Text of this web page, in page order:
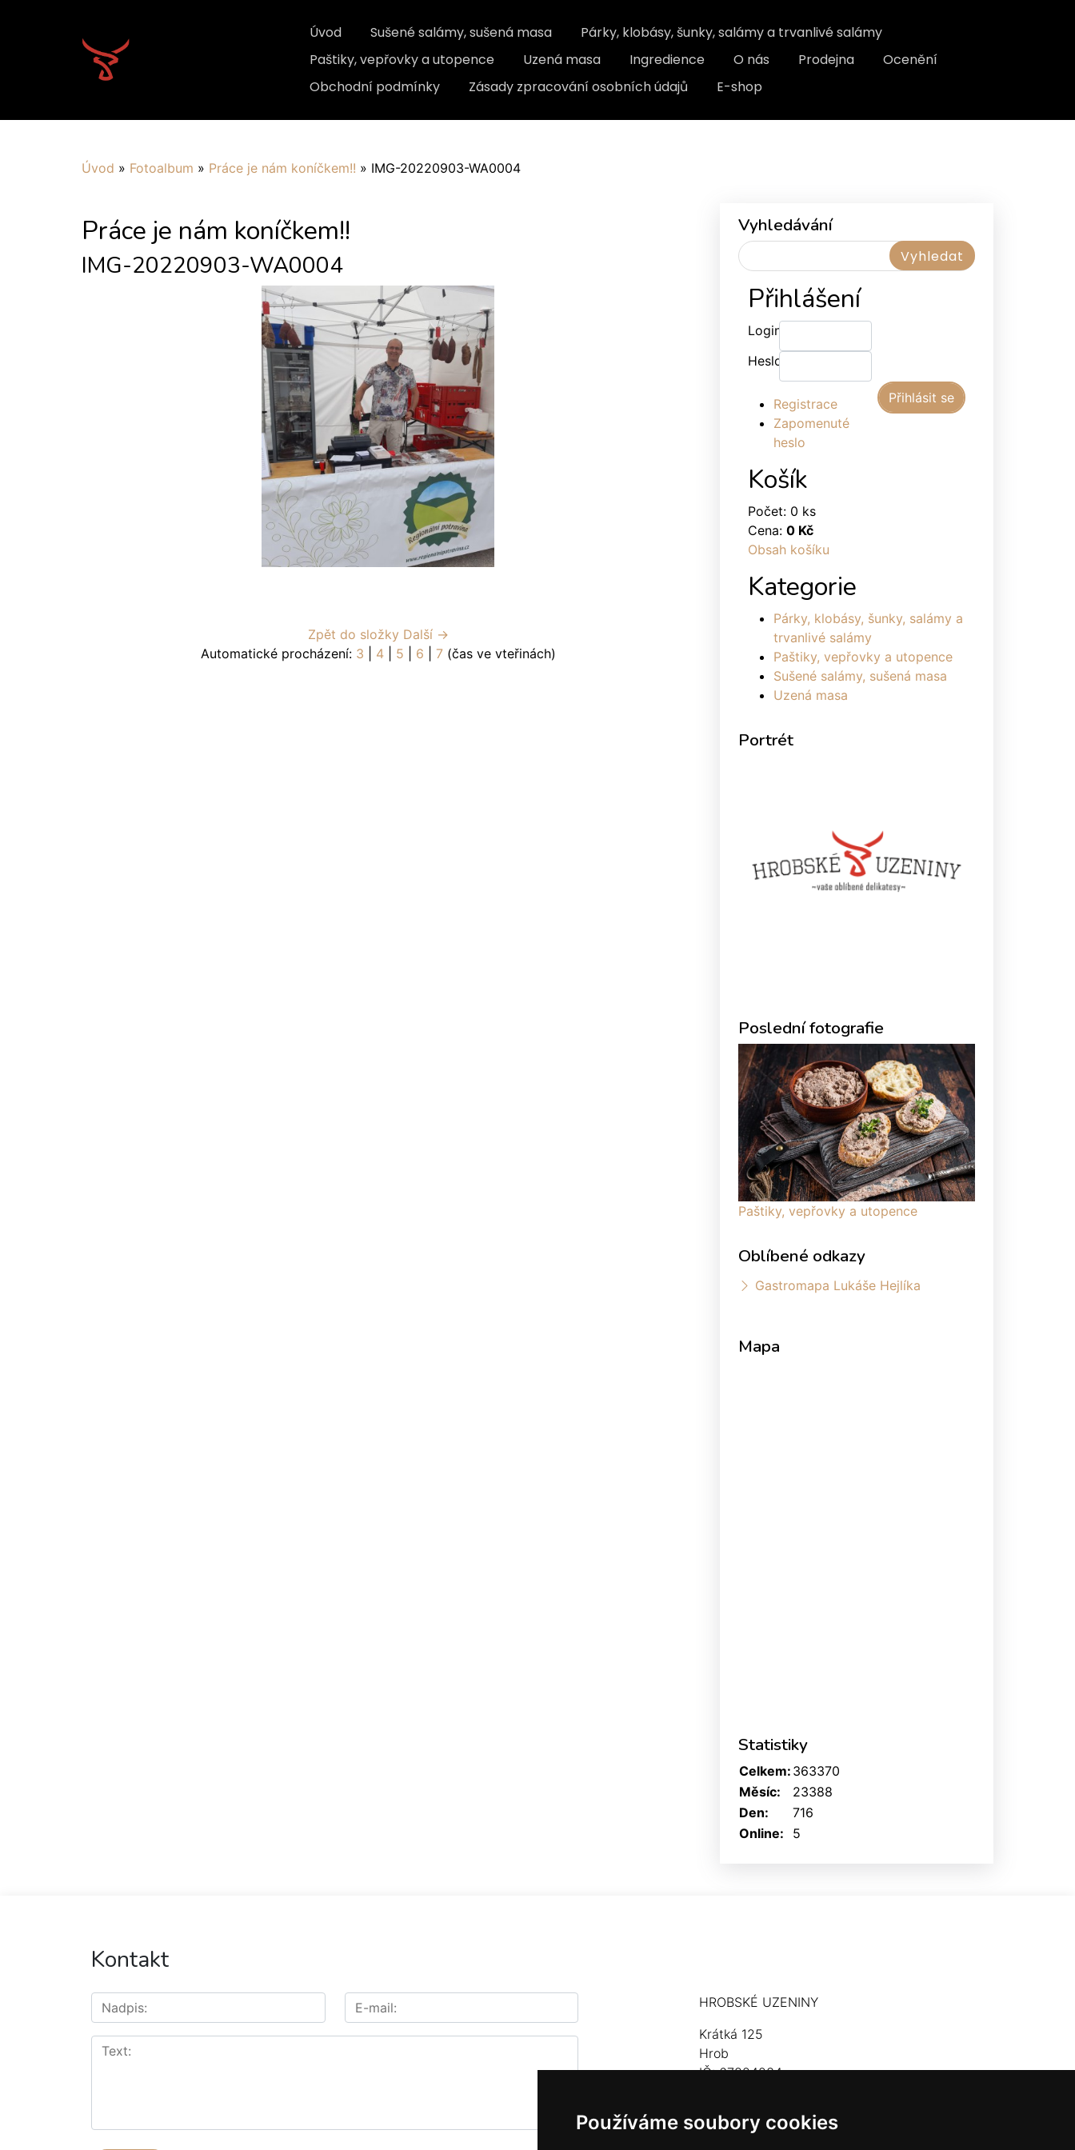
Používáme soubory cookies
Úvod Sušené salámy, sušená masa
Párky, klobásy, šunky, salámy a trvanlivé salámy
Paštiky, vepřovky a utopence
Uzená masa Ingredience O nás Prodejna
Ocenění
Obchodní podmínky
Zásady zpracování osobních údajů E-shop
Úvod » Fotoalbum » Práce je nám koníčkem!! » IMG-20220903-WA0004
Práce je nám koníčkem!!
IMG-20220903-WA0004
Zpět do složky Další →
Automatické procházení: 3 4| 5 6 7(čas ve vteřinách)
Vyhledávání
Přihlášení
Login:
Heslo:
Registrace
Zapomenuté
heslo
Košík
Počet: 0 ks
Cena: 0 Kč
Obsah košíku
Kategorie
Párky, klobásy, šunky, salámy a
trvanlivé salámy
Paštiky, vepřovky a utopence
Sušené salámy, sušená masa
Uzená masa
Portrét
Poslední fotografie
Paštiky, vepřovky a utopence
Oblíbené odkazy
Gastromapa Lukáše Hejlíka
Mapa
Statistiky
Online: 5
Celkem: 363370
Měsíc:
23388
Den:
716
Kontakt
HROBSKÉ UZENINY
Krátká 125
Hrob
IČ: 67824234
hrobskeuzeniny@seznam.cz